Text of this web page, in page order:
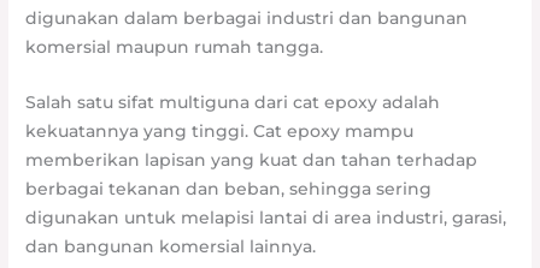
digunakan dalam berbagai industri dan bangunan
komersial maupun rumah tangga.
Salah satu sifat multiguna dari cat epoxy adalah
kekuatannya yang tinggi. Cat epoxy mampu
memberikan lapisan yang kuat dan tahan terhadap
berbagai tekanan dan beban, sehingga sering
digunakan untuk melapisi lantai di area industri, garasi,
dan bangunan komersial lainnya.